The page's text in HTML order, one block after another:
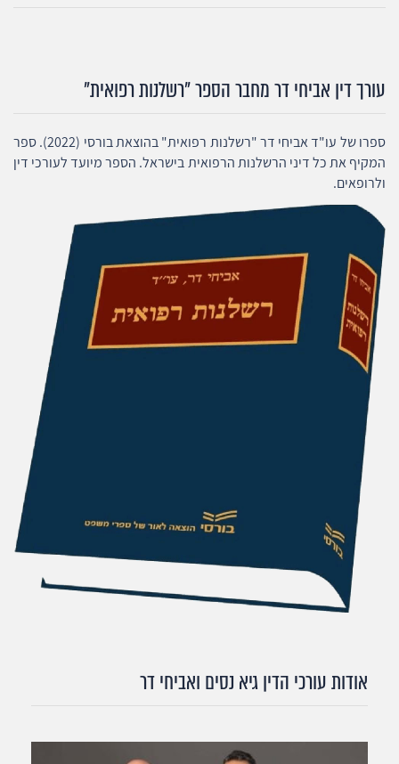
עורך דין אביחי דר מחבר הספר "רשלנות רפואית"
ספרו של עו"ד אביחי דר "רשלנות רפואית" בהוצאת בורסי (2022). ספר
המקיף את כל דיני הרשלנות הרפואית בישראל. הספר מיועד לעורכי דין
ולרופאים.
אודות עורכי הדין גיא נסים ואביחי דר